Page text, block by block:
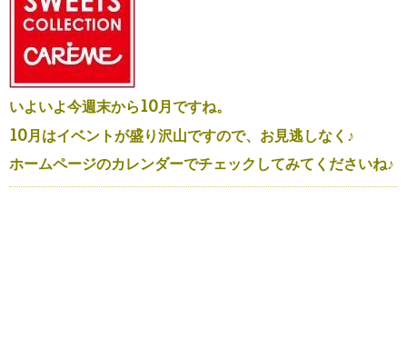
いよいよ今週末から10月ですね。
10月はイベントが盛り沢山ですので、お見逃しなく♪
ホームページのカレンダーでチェックしてみてくださいね♪